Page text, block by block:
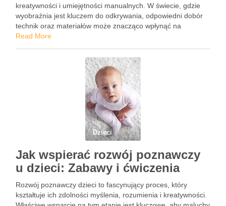
kreatywności i umiejętności manualnych. W świecie, gdzie
wyobraźnia jest kluczem do odkrywania, odpowiedni dobór
technik oraz materiałów może znacząco wpłynąć na
efektywność zajęć. Zorganizowanie przestrzeni, która
Read More
Dzieci
Jak wspierać rozwój poznawczy
u dzieci: Zabawy i ćwiczenia
Rozwój poznawczy dzieci to fascynujący proces, który
kształtuje ich zdolności myślenia, rozumienia i kreatywności.